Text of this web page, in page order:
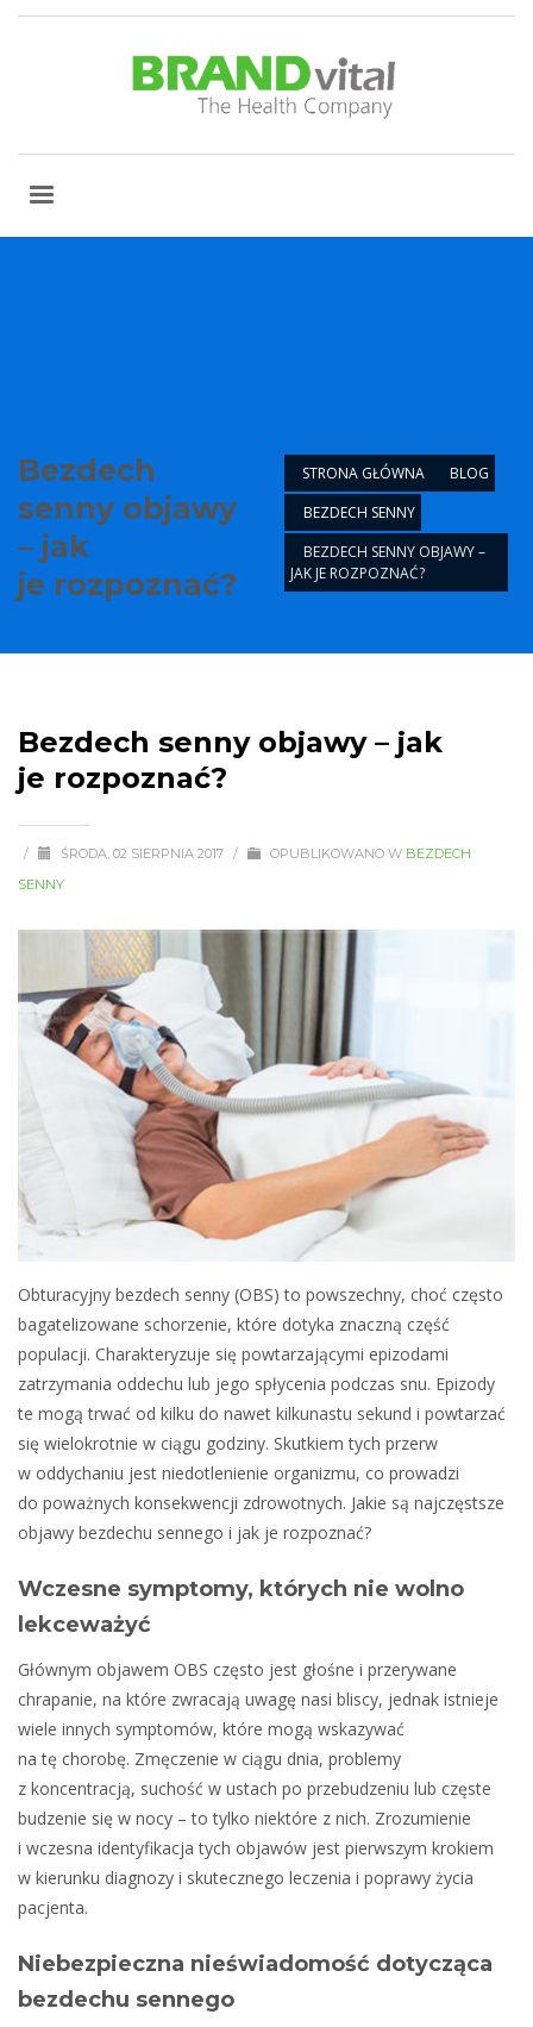
STRONA GŁÓWNA
BLOG
BEZDECH SENNY
BEZDECH SENNY OBJAWY –
JAK JE ROZPOZNAĆ?
Bezdech
senny objawy
– jak
je rozpoznać?
Bezdech senny objawy – jak
je rozpoznać?
/ ŚRODA, 02 SIERPNIA 2017 / OPUBLIKOWANO W BEZDECH
SENNY
Obturacyjny bezdech senny (OBS) to powszechny, choć często
bagatelizowane schorzenie, które dotyka znaczną część
populacji. Charakteryzuje się powtarzającymi epizodami
zatrzymania oddechu lub jego spłycenia podczas snu. Epizody
te mogą trwać od kilku do nawet kilkunastu sekund i powtarzać
się wielokrotnie w ciągu godziny. Skutkiem tych przerw
w oddychaniu jest niedotlenienie organizmu, co prowadzi
do poważnych konsekwencji zdrowotnych. Jakie są najczęstsze
objawy bezdechu sennego i jak je rozpoznać?
Wczesne symptomy, których nie wolno
lekceważyć
Głównym objawem OBS często jest głośne i przerywane
chrapanie, na które zwracają uwagę nasi bliscy, jednak istnieje
wiele innych symptomów, które mogą wskazywać
na tę chorobę. Zmęczenie w ciągu dnia, problemy
z koncentracją, suchość w ustach po przebudzeniu lub częste
budzenie się w nocy – to tylko niektóre z nich. Zrozumienie
i wczesna identyfikacja tych objawów jest pierwszym krokiem
w kierunku diagnozy i skutecznego leczenia i poprawy życia
pacjenta.
Niebezpieczna nieświadomość dotycząca
bezdechu sennego